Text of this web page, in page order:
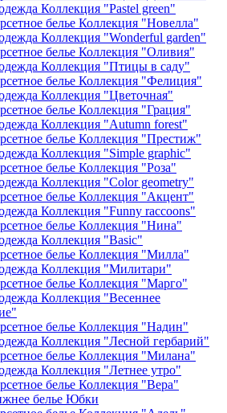
Коллекция "Pastel green"
белье Коллекция "Новелла"
Коллекция "Wonderful garden"
белье Коллекция "Оливия"
Коллекция "Птицы в саду"
белье Коллекция "Фелиция"
Коллекция "Цветочная"
белье Коллекция "Грация"
Коллекция "Autumn forest"
белье Коллекция "Престиж"
Коллекция "Simple graphic"
белье Коллекция "Роза"
Коллекция "Color geometry"
белье Коллекция "Акцент"
Коллекция "Funny raccoons"
белье Коллекция "Нина"
Коллекция "Basic"
белье Коллекция "Милла"
Коллекция "Милитари"
белье Коллекция "Марго"
Коллекция "Весеннее
белье Коллекция "Надин"
Коллекция "Лесной гербарий"
белье Коллекция "Милана"
Коллекция "Летнее утро"
белье Коллекция "Вера"
белье Юбки